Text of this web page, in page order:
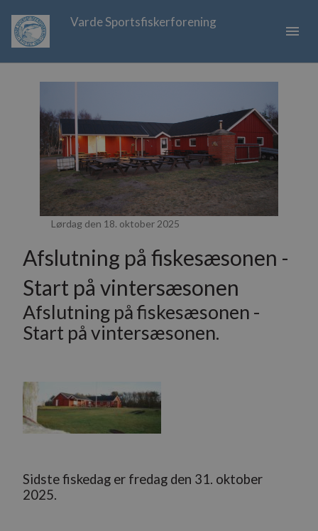
Varde Sportsfiskerforening
menu
Lørdag den 18. oktober 2025
Afslutning på fiskesæsonen -
Start på vintersæsonen
Afslutning på fiskesæsonen -
Start på vintersæsonen.
Sidste fiskedag er fredag den 31. oktober
2025.